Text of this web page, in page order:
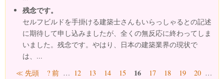
残念です。
セルフビルドを手掛ける建築士さんもいらっしゃるとの記述
に期待して申し込みましたが、全くの無反応に終わってしま
いました。残念です。やはり、日本の建築業界の現状で
は、...
ページ
≪ 先頭 ? 前 … 12 13 14 15 16 17 18 19 20 …